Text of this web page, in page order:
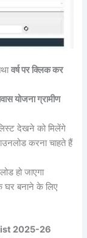
वर्ष पर क्लिक कर
योजना ग्रामीण
देखने को मिलेंगे
करना चाहते हैं
हो जाएगा
घर बनाने के लिए
List 2025-26